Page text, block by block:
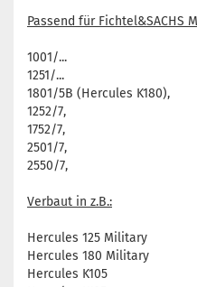
Passend für Fichtel&SACHS
1001/...
1251/...
1801/5B (Hercules K180),
1252/7,
1752/7,
2501/7,
2550/7,
Verbaut in z.B.:
Hercules 125 Military
Hercules 180 Military
Hercules K105